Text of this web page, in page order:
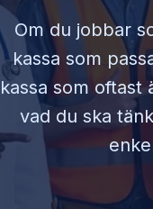
Om du jobbar
kassa som
kassa som
vad du ska